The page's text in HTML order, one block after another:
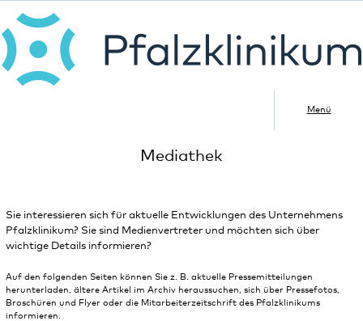
Menü
Mediathek
Sie interessieren sich für aktuelle Entwicklungen des Unternehmens
Pfalzklinikum? Sie sind Medienvertreter und möchten sich über
wichtige Details informieren?
Auf den folgenden Seiten können Sie z. B. aktuelle Pressemitteilungen
herunterladen, ältere Artikel im Archiv heraussuchen, sich über Pressefotos,
Broschüren und Flyer oder die Mitarbeiterzeitschrift des Pfalzklinikums
informieren.